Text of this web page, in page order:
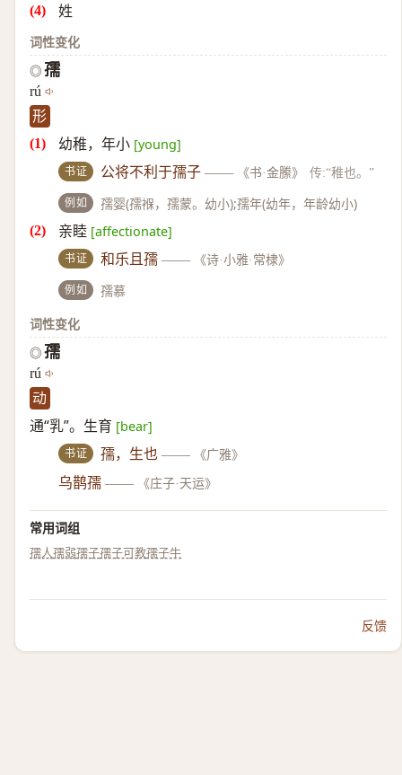
姓
词性变化
◎ 孺
rú
形
幼稚，年小 [young]
书证 公将不利于孺子 —— 《书·金縢》 传:“稚也。”
例如 孺婴(孺褓，孺蒙。幼小);孺年(幼年，年龄幼小)
亲睦 [affectionate]
书证 和乐且孺 —— 《诗·小雅·常棣》
例如
孺慕
词性变化
◎ 孺
rú
动
通“乳”。生育 [bear]
书证 孺，生也 —— 《广雅》
乌鹊孺 —— 《庄子·天运》
常用词组
孺人孺弱孺子孺子可教孺子牛
反馈